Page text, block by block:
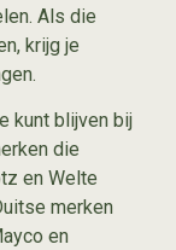
Als die
krijg je
kunt blijven bij
die
en Welte
merken
en